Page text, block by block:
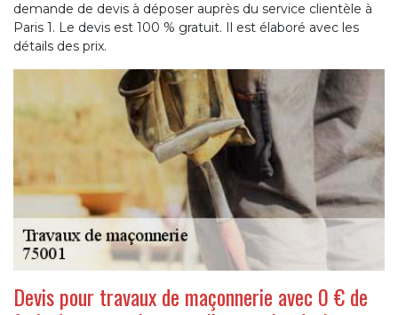
demande de devis à déposer auprès du service clientèle à
Paris 1. Le devis est 100 % gratuit. Il est élaboré avec les
détails des prix.
Devis pour travaux de maçonnerie avec 0 € de